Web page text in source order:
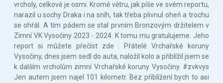
vrcholy, celkově je osmi. Kromě větru, jak píše ve svém reportu,
narazil u sochy Draka i na sníh, tak třeba plivnul oheň a trochu
se ohřál. A tím pádem se stal prvním Bronzovým držitelem v
Zimní VK Vysočiny 2023 - 2024. K tomu mu gratulujeme. Jeho
report si můžete přečíst zde : Přátelé Vrchařské koruny
Vysočiny, dnes jsem sedl do auta, naložil kolo a přiblížil jsem se
k dalším vrcholům zimní Vrchařské koruny Vysočiny. #zvkvys
Jen autem jsem najel 101 kilometr. Bez přiblížení bych to asi